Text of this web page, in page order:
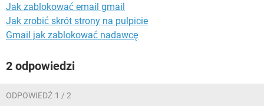
Jak zablokować email gmail
Jak zrobić skrót strony na pulpicie
Gmail jak zablokować nadawcę
2 odpowiedzi
ODPOWIEDŹ 1 / 2